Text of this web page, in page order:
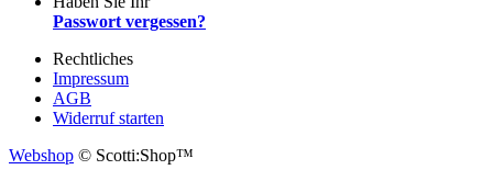
Passwort vergessen?
Rechtliches
Impressum
AGB
Widerruf starten
Webshop © Scotti:Shop™